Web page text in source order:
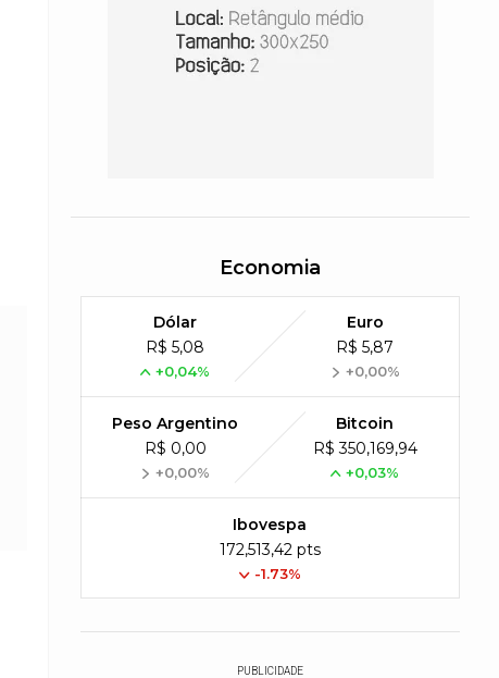
Economia
Dólar
R$ 5,08
+0,04%
Euro
R$ 5,87
+0,00%
Peso Argentino
R$ 0,00
+0,00%
Bitcoin
R$ 350,169,94
+0,03%
Ibovespa
172,513,42 pts
-1.73%
PUBLICIDADE